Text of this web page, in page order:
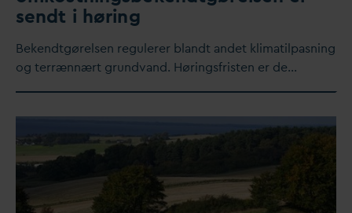
sendt i høring
Bekendtgørelsen regulerer blandt andet klimatilpasning
og terrænnært grundvand. Høringsfristen er de…